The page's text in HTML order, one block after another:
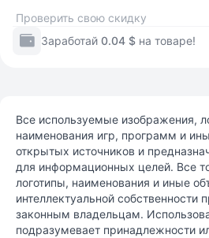
Проверить свою скидку
Заработай 0.04 $ на товаре!
Все используемые изображения,
наименования игр, программ и
открытых источников и
для информационных целей. Все
логотипы, наименования и иные
интеллектуальной собственности
законным владельцам.
подразумевает принадлежности